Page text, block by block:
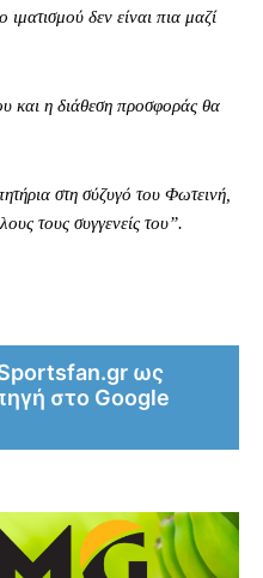
ιματισμού δεν είναι πια μαζί
και η διάθεση προσφοράς θα
στη σύζυγό του Φωτεινή,
τους συγγενείς του”.
ως
στο Google